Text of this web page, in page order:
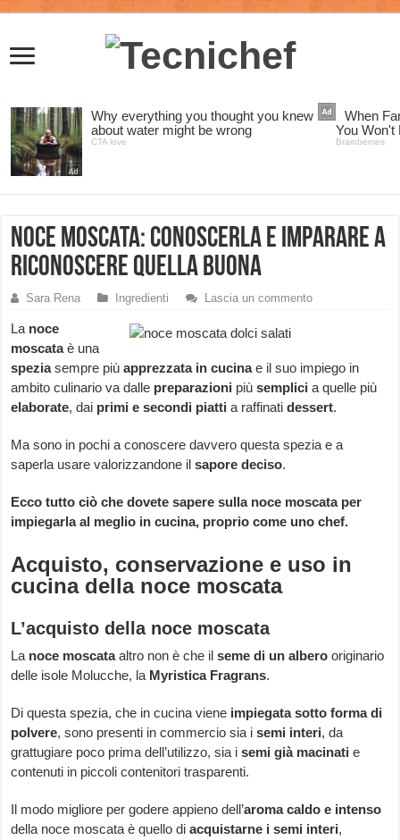
Noce moscata: conoscerla e imparare a
riconoscere quella buona
Sara Rena Ingredienti Lascia un commento
La noce
moscataè una
speziasempre piùapprezzata in cucinae il suo impiego in
ambito culinario va dalle preparazioni piùsemplici a quelle più
elaborate, dai primi e secondi piatti a raffinati dessert.
Ma sono in pochi a conoscere davvero questa spezia e a
saperla usare valorizzandone ilsapore deciso.
Ecco tutto ciò che dovete sapere sulla noce moscata per
impiegarla al meglio in cucina, proprio come uno chef.
Acquisto, conservazione e uso in
cucina della noce moscata
L’acquisto della noce moscata
La noce moscataaltro non è che ilseme di un alberooriginario
delle isole Molucche, la Myristica Fragrans.
Di questa spezia, che in cucina viene impiegata sotto forma di
polvere, sono presenti in commercio sia isemi interi, da
grattugiare poco prima dell’utilizzo, sia isemi già macinati e
contenuti in piccoli contenitori trasparenti.
Il modo migliore per godere appieno dell’aroma caldo e intenso
della noce moscata è quello diacquistarne i semi interi,